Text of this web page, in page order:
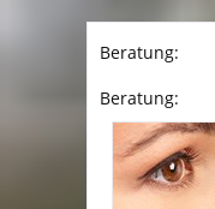
Beratung:
Beratung: